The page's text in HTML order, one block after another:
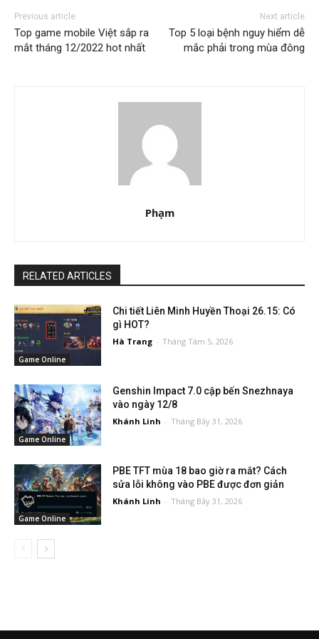
Previous article
Top game mobile Việt sắp ra
mắt tháng 12/2022 hot nhất
Next article
Top 5 loại bệnh nguy hiểm dễ
mắc phải trong mùa đông
Phạm
RELATED ARTICLES
Game Online
Chi tiết Liên Minh Huyền Thoại 26.15: Có
gì HOT?
Hà Trang - Tháng Tám 5, 2026
Game Online
Genshin Impact 7.0 cập bến Snezhnaya
vào ngày 12/8
Khánh Linh - Tháng Bảy 31, 2026
Game Online
PBE TFT mùa 18 bao giờ ra mắt? Cách
sửa lỗi không vào PBE được đơn giản
Khánh Linh - Tháng Bảy 31, 2026